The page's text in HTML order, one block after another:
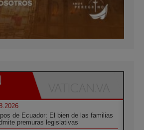
de Ecuador: El bien de las familias
premuras legislativas